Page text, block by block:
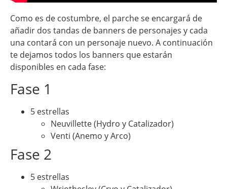
Como es de costumbre, el parche se encargará de
añadir dos tandas de banners de personajes y cada
una contará con un personaje nuevo. A continuación
te dejamos todos los banners que estarán
disponibles en cada fase:
Fase 1
5 estrellas
Neuvillette (Hydro y Catalizador)
Venti (Anemo y Arco)
Fase 2
5 estrellas